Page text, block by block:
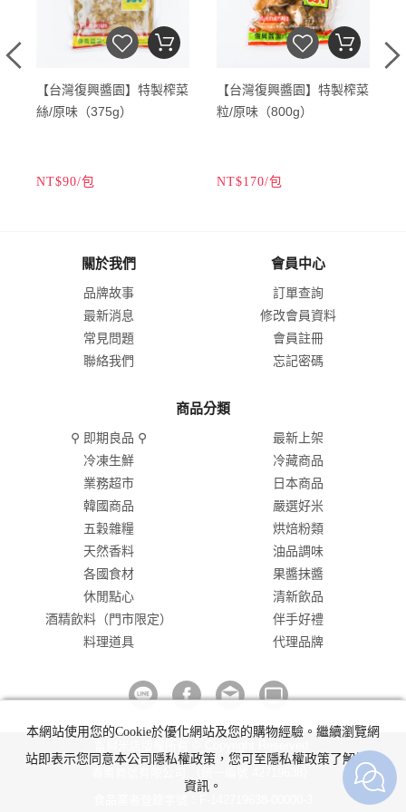
【台灣復興醬園】特製榨菜
絲/原味（375g）
NT$90/包
【台灣復興醬園】特製榨菜
粒/原味（800g）
NT$170/包
關於我們
品牌故事
最新消息
常見問題
聯絡我們
會員中心
訂單查詢
修改會員資料
會員註冊
忘記密碼
商品分類
⚲ 即期良品 ⚲
最新上架
冷凍生鮮
冷藏商品
業務超市
日本商品
韓國商品
嚴選好米
五穀雜糧
烘焙粉類
天然香料
油品調味
各國食材
果醬抹醬
休閒點心
清新飲品
酒精飲料（門市限定）
伴手好禮
料理道具
代理品牌
本網站使用您的Cookie於優化網站及您的購物經驗。繼續瀏覽網
站即表示您同意本公司隱私權政策，您可至隱私權政策了解詳細
資訊。